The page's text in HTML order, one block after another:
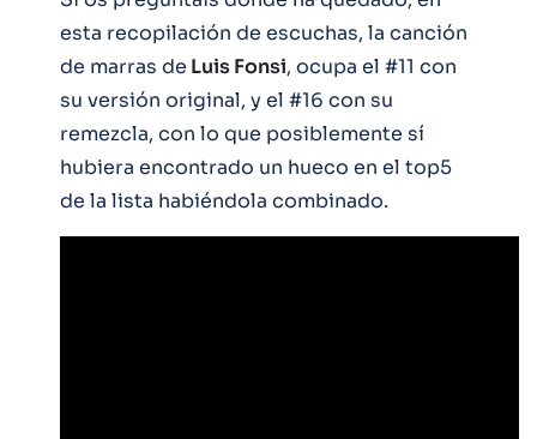
esta recopilación de escuchas, la canción
de marras de Luis Fonsi, ocupa el #11 con
su versión original, y el #16 con su
remezcla, con lo que posiblemente sí
hubiera encontrado un hueco en el top5
de la lista habiéndola combinado.